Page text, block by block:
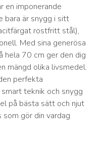
en imponerande
bara är snygg i sitt
rostfritt stål),
Med sina generösa
hela 70 cm ger den dig
mängd olika livsmedel.
perfekta
teknik och snygg
på bästa sätt och njut
gör din vardag